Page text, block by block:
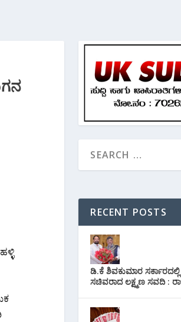
RECENT POSTS
ಡಿ.ಕೆ ಶಿವಕುಮಾರ
ಸಚಿವರಾದ ಲಕ್ಷ್ಮಣ ಸವದಿ :